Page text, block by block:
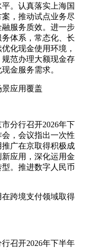
。认真落实上海国
，推动试点业务尽
服务质效。进一步
体系，常态化、长
化现金使用环境，
范办理大额现金存
金服务需求。
应用覆盖
分行召开2026年下
，会议指出一次性
广在京取得积极成
应用，深化运用金
。推进数字人民币
跨境支付领域取得
召开2026年下半年